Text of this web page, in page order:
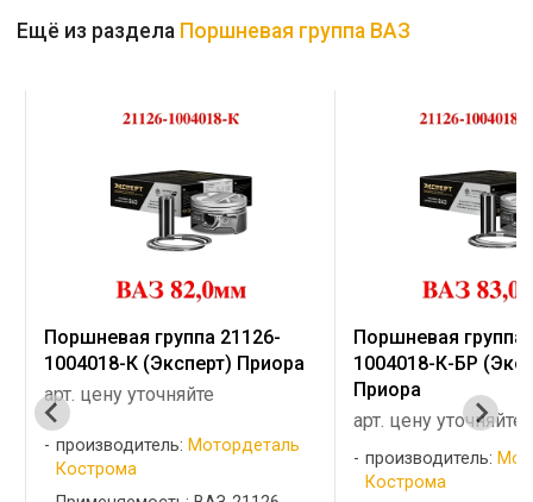
Ещё из раздела Поршневая группа ВАЗ
Поршневая группа 21126-
1004018-К-БР (Эксперт)
Приора
арт. цену уточняйте
производитель:
Мотордеталь
Кострома
Поршневая группа
1004018-К
арт. цену уточняйте
Кострома